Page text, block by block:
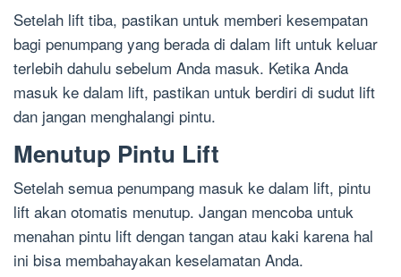
Setelah lift tiba, pastikan untuk memberi kesempatan
bagi penumpang yang berada di dalam lift untuk keluar
terlebih dahulu sebelum Anda masuk. Ketika Anda
masuk ke dalam lift, pastikan untuk berdiri di sudut lift
dan jangan menghalangi pintu.
Menutup Pintu Lift
Setelah semua penumpang masuk ke dalam lift, pintu
lift akan otomatis menutup. Jangan mencoba untuk
menahan pintu lift dengan tangan atau kaki karena hal
ini bisa membahayakan keselamatan Anda.